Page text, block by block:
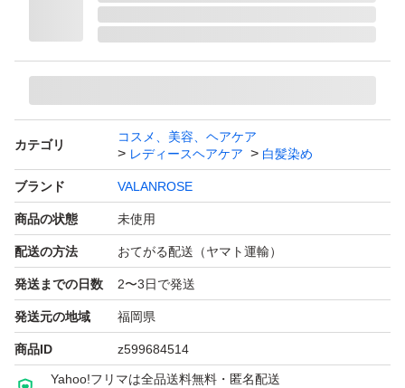
カテゴリ
コスメ、美容、ヘアケア
レディースヘアケア
白髪染め
ブランド VALANROSE
商品の状態 未使用
配送の方法 おてがる配送（ヤマト運輸）
発送までの日数 2〜3日で発送
発送元の地域 福岡県
商品ID z599684514
Yahoo!フリマは全品送料無料・匿名配送